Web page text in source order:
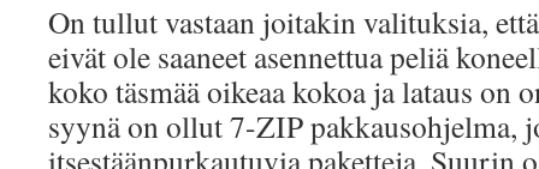
On tullut vastaan joitakin valituksia,
eivät ole saaneet asennettua peliä
koko täsmää oikeaa kokoa ja lataus on
syynä on ollut 7-ZIP pakkausohjelma,
itsestäänpurkautuvia paketteja. Suurin